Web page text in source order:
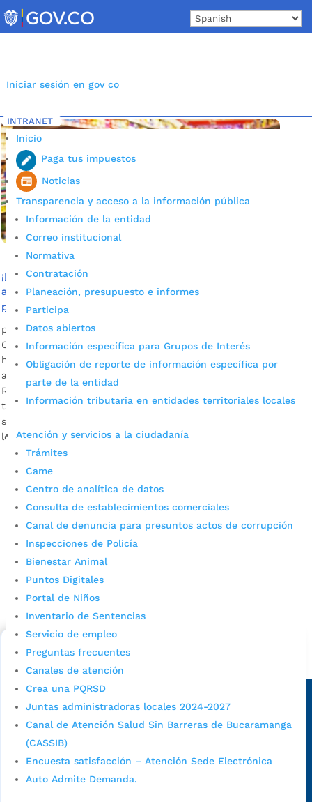
to
content
Iniciar sesión en gov co
INTRANET
Inicio
Paga tus impuestos
Noticias
Transparencia y acceso a la información pública
Información de la entidad
Correo institucional
Normativa
Contratación
Planeación, presupuesto e informes
Participa
Datos abiertos
Información específica para Grupos de Interés
Obligación de reporte de información específica por
parte de la entidad
Información tributaria en entidades territoriales locales
Atención y servicios a la ciudadanía
Trámites
Came
Centro de analítica de datos
Consulta de establecimientos comerciales
Canal de denuncia para presuntos actos de corrupción
Inspecciones de Policía
Bienestar Animal
Puntos Digitales
Portal de Niños
Inventario de Sentencias
Servicio de empleo
Preguntas frecuentes
Canales de atención
Crea una PQRSD
Juntas administradoras locales 2024-2027
Canal de Atención Salud Sin Barreras de Bucaramanga
(CASSIB)
Encuesta satisfacción – Atención Sede Electrónica
Auto Admite Demanda.
Inicio 5 Etiqueta: Tu cuenta cuenta
¡Bumangueses! Recuerden que está disponible el
aplicativo “Tu cuenta cuenta” que permitirá controlar los
precios de artículos de primera necesidad
por Alcaldía de Bucaramanga
Con esta plataforma tecnológica la Alcaldía de Bucaramanga
hará monitoreo de precios a supermercados, tiendas y
abarrotes sobre productos necesarios. Juan Carlos Cárdenas
Rey, alcalde de Bucaramanga Descargar audio Para apoyar el
trabajo de monitoreo que lleva a cabo desde hace una
semana el DANE y así contribuir al control y la vigilancia de
los […]
Cupos Escolares Bucaramanga 2022
Consulta aqui los pasos para inscribirse y solicitar un
cupo escolar en los colegios oficiales de
Bucaramanga.
Alcaldía de Bucaramanga
Sede principal